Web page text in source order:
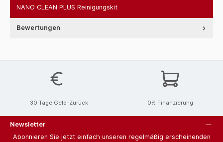
NANO CLEAN PLUS Reinigungskit
Bewertungen
30 Tage Geld-Zurück 0% Finanzierung
Newsletter
Abonnieren Sie jetzt einfach unseren regelmäßig erscheinenden